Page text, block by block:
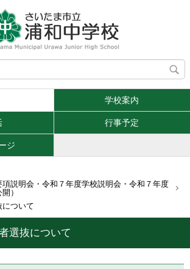
学校案内
行事予定
ジ
説明会・令和７年度学校説明会・令和７年度
）
ついて
選抜について